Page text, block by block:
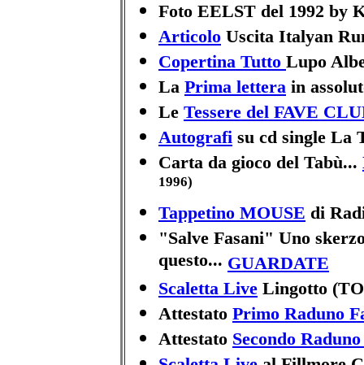
Foto EELST del 1992 by
Articolo Uscita Italyan
Copertina Tutto Lupo
La Prima lettera in
Le Tessere del FAVE
Autografi su cd single
Carta da gioco del Tabù...
1996)
Tappetino MOUSE di
"Salve Fasani" Uno
questo... GUARDATE
Scaletta Live Lingotto
Attestato Primo Raduno
Attestato Secondo